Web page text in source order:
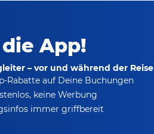
App!
– vor und während der Reise
Rabatteauf Deine Buchungen
keine Werbung
immer griffbereit